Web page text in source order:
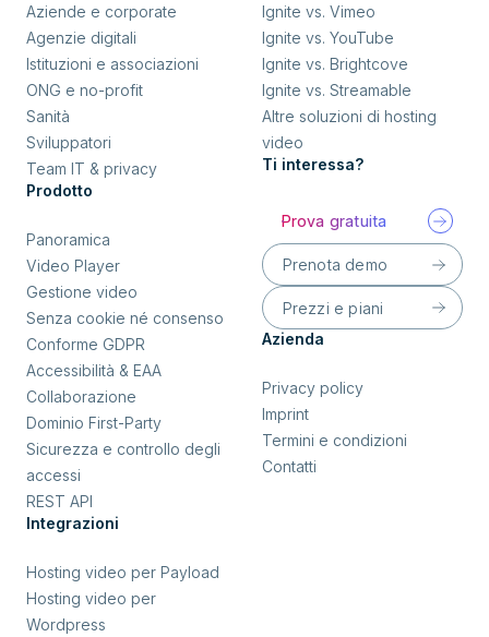
Aziende e corporate
Agenzie digitali
Istituzioni e associazioni
ONG e no-profit
Sanità
Sviluppatori
Team IT & privacy
Prodotto
Panoramica
Video Player
Gestione video
Senza cookie né consenso
Conforme GDPR
Accessibilità & EAA
Collaborazione
Dominio First-Party
Sicurezza e controllo degli
accessi
REST API
Integrazioni
Hosting video per Payload
Hosting video per
Wordpress
Ignite vs. Vimeo
Ignite vs. YouTube
Ignite vs. Brightcove
Ignite vs. Streamable
Altre soluzioni di hosting
video
Ti interessa?
Prova gratuita
Prenota demo
Prezzi e piani
Azienda
Privacy policy
Imprint
Termini e condizioni
Contatti